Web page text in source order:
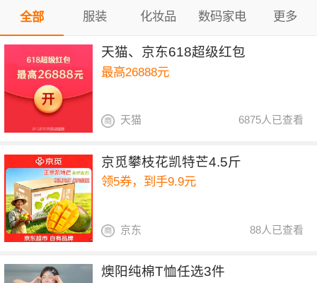
全部 服装 化妆品 数码家电 更多
天猫、京东618超级红包
最高26888元
6875人已查看
天猫
京觅攀枝花凯特芒4.5斤
领5券，到手9.9元
88人已查看
京东
燠阳纯棉T恤任选3件